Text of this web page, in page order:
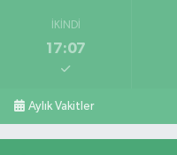
İKINDI
17:07
Aylık Vakitler